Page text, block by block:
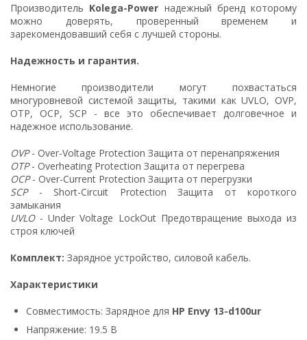
Производитель Kolega-Power надежный бренд которому
можно доверять, проверенный временем и
зарекомендовавший себя с лучшей стороны.
Надежность и гарантия.
Немногие производители могут похвастаться
многуровневой системой защиты, такими как UVLO, OVP,
OTP, OCP, SCP - все это обеспечивает долговечное и
надежное использование.
OVP- Over-Voltage Protection Защита от перенапряжения
OTP- Overheating Protection Защита от перегрева
OCP- Over-Current Protection Защита от перегрузки
SCP- Short-Circuit Protection Защита от короткого
замыкания
UVLO- Under Voltage LockOut Предотвращение выхода из
строя ключей
Комплект: Зарядное устройство, силовой кабель.
Характеристики
Совместимость: Зарядное для HP Envy 13-d100ur
Напряжение: 19.5 В